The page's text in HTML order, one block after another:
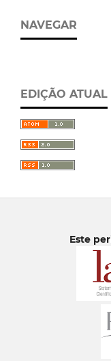
NAVEGAR
EDIÇÃO ATUAL
Este